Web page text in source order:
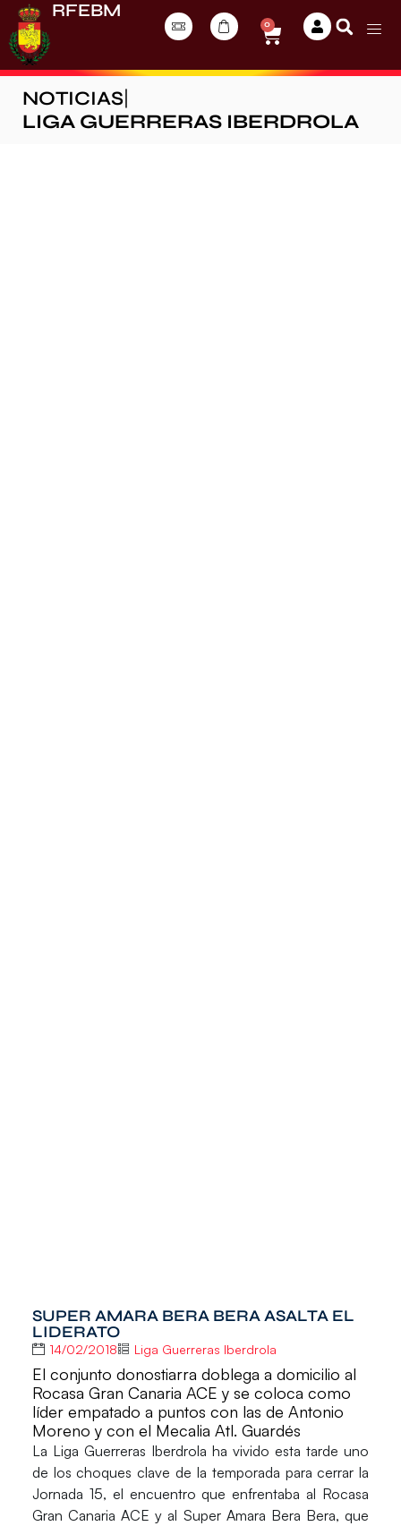
RFEBM
0
NOTICIAS
LIGA GUERRERAS IBERDROLA
SUPER AMARA BERA BERA ASALTA EL
LIDERATO
14/02/2018 Liga Guerreras Iberdrola
El conjunto donostiarra doblega a domicilio al
Rocasa Gran Canaria ACE y se coloca como
líder empatado a puntos con las de Antonio
Moreno y con el Mecalia Atl. Guardés
La Liga Guerreras Iberdrola ha vivido esta tarde uno
de los choques clave de la temporada para cerrar la
Jornada 15, el encuentro que enfrentaba al Rocasa
Gran Canaria ACEy al Super Amara Bera Bera, que